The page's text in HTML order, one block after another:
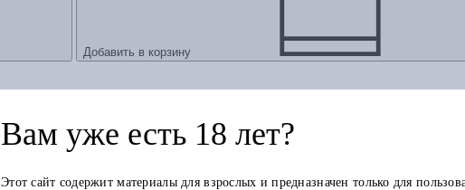
Добавить в корзину
Вам уже есть 18 лет?
Этот сайт содержит материалы для взрослых и предназначен только для